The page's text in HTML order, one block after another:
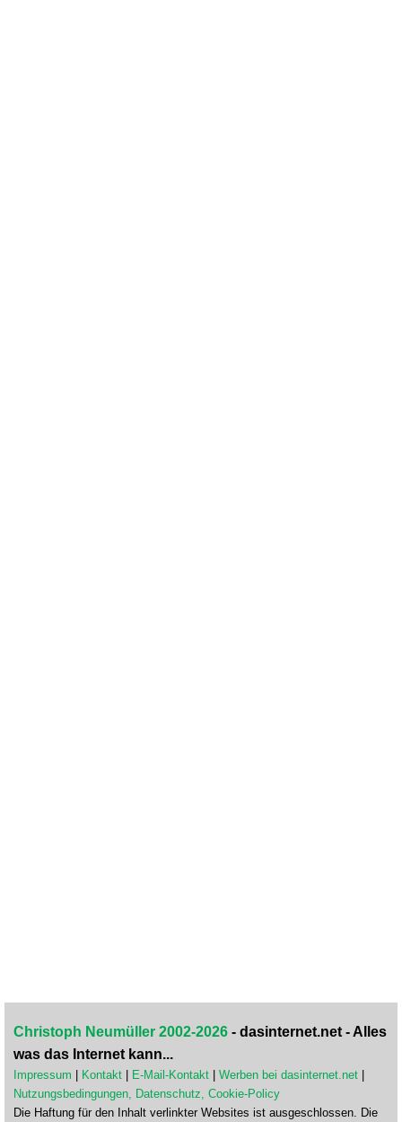
Christoph Neumüller 2002-2026 - dasinternet.net - Alles
was das Internet kann...
Impressum Kontakt E-Mail-Kontakt Werben bei dasinternet.net
Nutzungsbedingungen, Datenschutz, Cookie-Policy
Die Haftung für den Inhalt verlinkter Websites ist ausgeschlossen. Die